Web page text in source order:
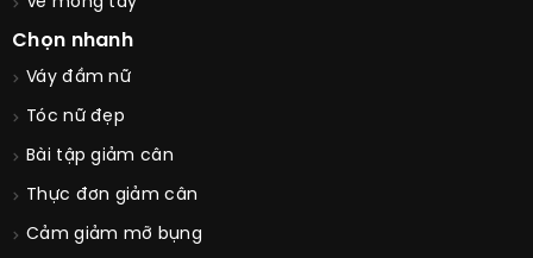
Vẽ móng tay
Chọn nhanh
Váy đầm nữ
Tóc nữ đẹp
Bài tập giảm cân
Thực đơn giảm cân
Cảm giảm mỡ bụng